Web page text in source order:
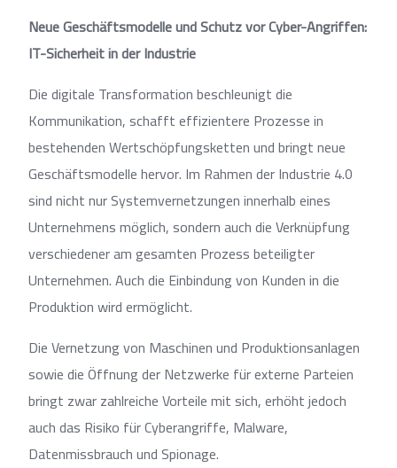
Neue Geschäftsmodelle und Schutz vor Cyber-Angriffen:
IT-Sicherheit in der Industrie
Die digitale Transformation beschleunigt die
Kommunikation, schafft effizientere Prozesse in
bestehenden Wertschöpfungsketten und bringt neue
Geschäftsmodelle hervor. Im Rahmen der Industrie 4.0
sind nicht nur Systemvernetzungen innerhalb eines
Unternehmens möglich, sondern auch die Verknüpfung
verschiedener am gesamten Prozess beteiligter
Unternehmen. Auch die Einbindung von Kunden in die
Produktion wird ermöglicht.
Die Vernetzung von Maschinen und Produktionsanlagen
sowie die Öffnung der Netzwerke für externe Parteien
bringt zwar zahlreiche Vorteile mit sich, erhöht jedoch
auch das Risiko für Cyberangriffe, Malware,
Datenmissbrauch und Spionage.